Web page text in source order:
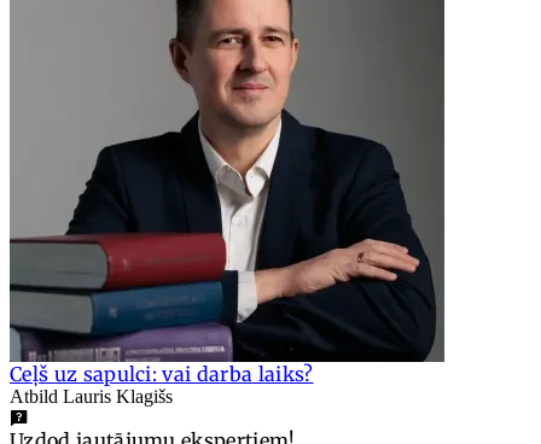
Ceļš uz sapulci: vai darba laiks?
Atbild Lauris Klagišs